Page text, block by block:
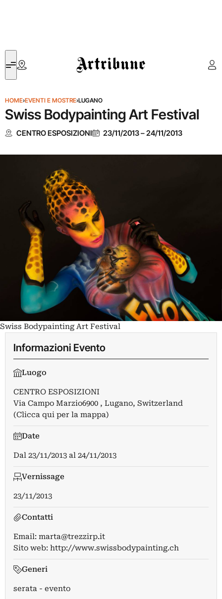
Artribune
HOME›EVENTI E MOSTRE›LUGANO
Swiss Bodypainting Art Festival
CENTRO ESPOSIZIONI 23/11/2013–24/11/2013
Swiss Bodypainting Art Festival
Informazioni Evento
Luogo
CENTRO ESPOSIZIONI
Via Campo Marzio6900 , Lugano, Switzerland
(Clicca qui per la mappa)
Date
Dal 23/11/2013 al 24/11/2013
Vernissage
23/11/2013
Contatti
Email: marta@trezzirp.it
Sito web: http://www.swissbodypainting.ch
Generi
serata - evento